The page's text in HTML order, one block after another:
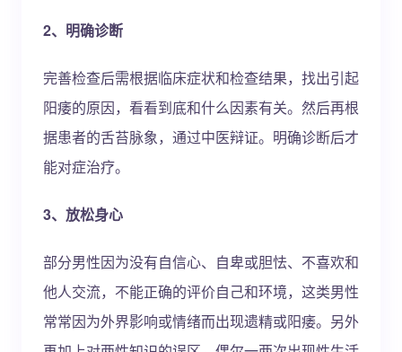
2、明确诊断
完善检查后需根据临床症状和检查结果，找出引起
阳痿的原因，看看到底和什么因素有关。然后再根
据患者的舌苔脉象，通过中医辩证。明确诊断后才
能对症治疗。
3、放松身心
部分男性因为没有自信心、自卑或胆怯、不喜欢和
他人交流，不能正确的评价自己和环境，这类男性
常常因为外界影响或情绪而出现遗精或阳痿。另外